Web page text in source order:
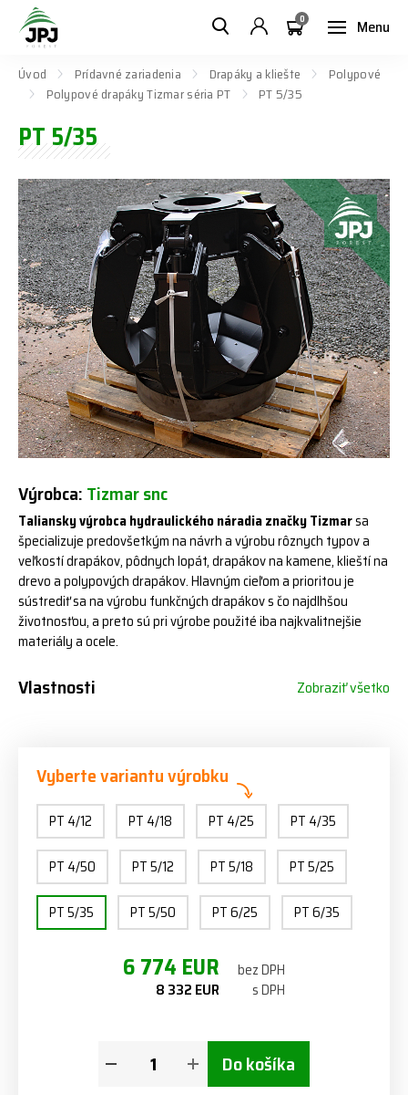
Menu
0
Úvod Prídavné zariadenia Drapáky a kliešte
Polypové
Polypové drapáky Tizmar séria PT
PT 5/35
PT 5/35
Výrobca:Tizmar snc
Taliansky výrobca hydraulického náradia značky Tizmarsa
špecializuje predovšetkým na návrh a výrobu rôznych typov a
veľkostí drapákov, pôdnych lopát, drapákov na kamene, klieští na
drevo a polypových drapákov. Hlavným cieľom a prioritou je
sústrediť sa na výrobu funkčných drapákov s čo najdlhšou
životnosťou, a preto sú pri výrobe použité iba najkvalitnejšie
materiály a ocele.
Vlastnosti Zobraziť všetko
Vyberte variantu výrobku
PT 4/12 PT 4/18 PT 4/25 PT 4/35
PT 4/50 PT 5/12 PT 5/18 PT 5/25
PT 5/35 PT 5/50 PT 6/25 PT 6/35
6 774 EUR bez DPH
8 332 EUR s DPH
Do košíka